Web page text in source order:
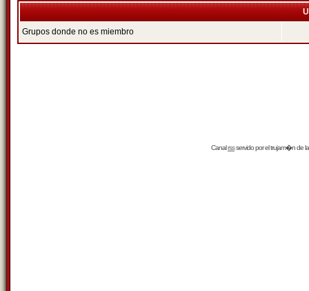
Grupos donde no es miembro
Canalrssservido por eltrujam�nde